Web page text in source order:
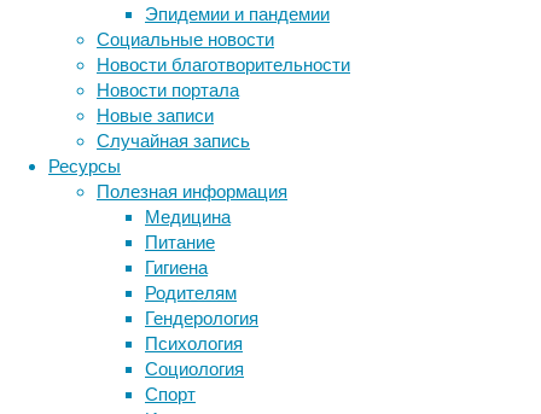
Эпидемии и пандемии
Социальные новости
Новости благотворительности
Новости портала
Новые записи
Случайная запись
Ресурсы
Полезная информация
Медицина
Питание
Гигиена
Родителям
Гендерология
Психология
Социология
Спорт
обе
они
отличаются
от
нейрона.
Просто
одни
и
те
же
гены
них
работают
по-
разному.